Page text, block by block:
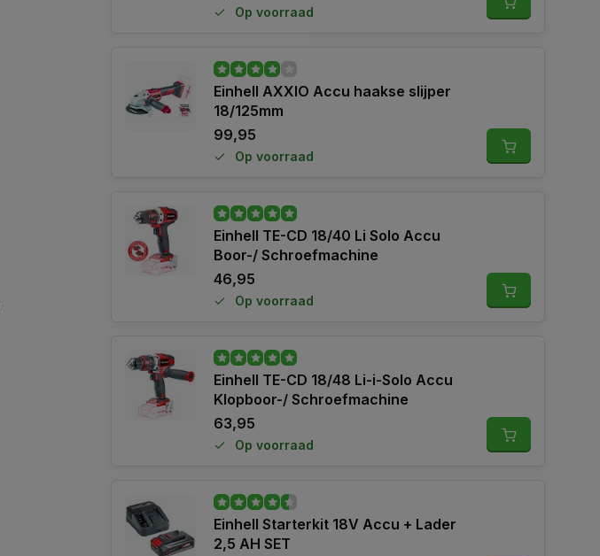
Op voorraad
Einhell AXXIO Accu haakse slijper
18/125mm
99,95
Op voorraad
Einhell TE-CD 18/40 Li Solo Accu
Boor-/ Schroefmachine
46,95
Op voorraad
Einhell TE-CD 18/48 Li-i-Solo Accu
Klopboor-/ Schroefmachine
63,95
Op voorraad
Einhell Starterkit 18V Accu + Lader
2,5 AH SET